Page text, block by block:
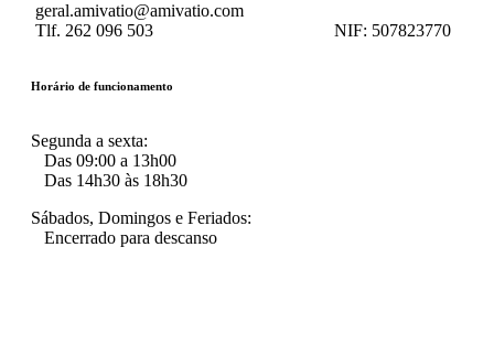
geral.amivatio@amivatio.com
Tlf. 262 096 503 NIF: 507823770
Horário de funcionamento
Segunda a sexta:
Das 09:00 a 13h00
Das 14h30 às 18h30
Sábados, Domingos e Feriados:
Encerrado para descanso